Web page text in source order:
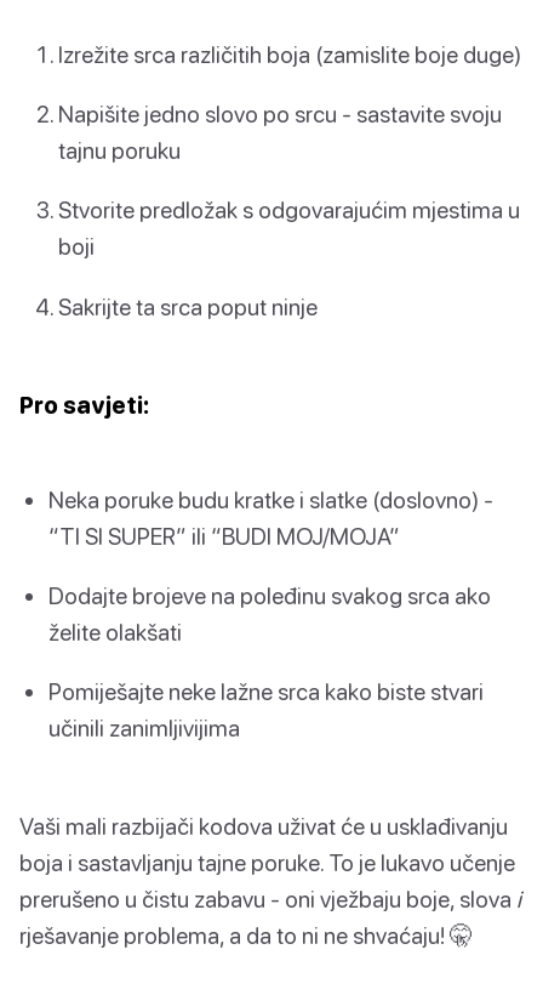
Izrežite srca različitih boja (zamislite boje duge)
Napišite jedno slovo po srcu - sastavite svoju
tajnu poruku
Stvorite predložak s odgovarajućim mjestima u
boji
Sakrijte ta srca poput ninje
Pro savjeti:
Neka poruke budu kratke i slatke (doslovno) -
“TI SI SUPER” ili “BUDI MOJ/MOJA”
Dodajte brojeve na poleđinu svakog srca ako
želite olakšati
Pomiješajte neke lažne srca kako biste stvari
učinili zanimljivijima
Vaši mali razbijači kodova uživat će u usklađivanju
boja i sastavljanju tajne poruke. To je lukavo učenje
prerušeno u čistu zabavu - oni vježbaju boje, slova i
rješavanje problema, a da to ni ne shvaćaju! 🤫